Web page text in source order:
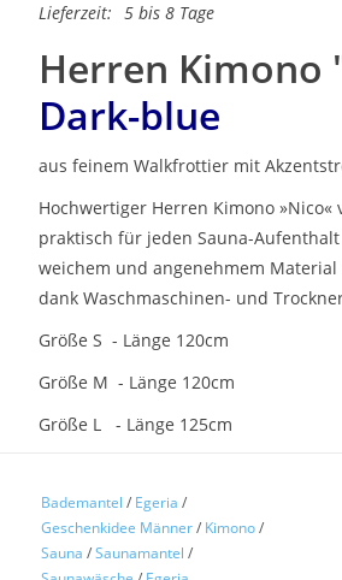
Lieferzeit: 5 bis 8 Tage
Herren Kimono
Dark-blue
aus feinem Walkfrottier mit
Hochwertiger Herren Kimono
praktisch für jeden Sauna-
weichem und angenehmem
dank Waschmaschinen- und
Größe S - Länge 120cm
Größe M - Länge 120cm
Größe L - Länge 125cm
Artikeldetails:
Bademantel in Langform
Unifarbener Bademantel
Bademantel / Egeria /
Geschenkidee Männer/ Kimono/
Sauna /Saunamantel /